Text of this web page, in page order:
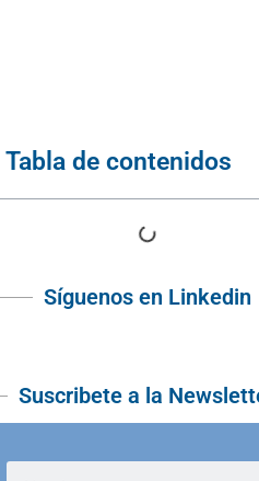
Tabla de contenidos
Síguenos en Linkedin
Suscribete a la